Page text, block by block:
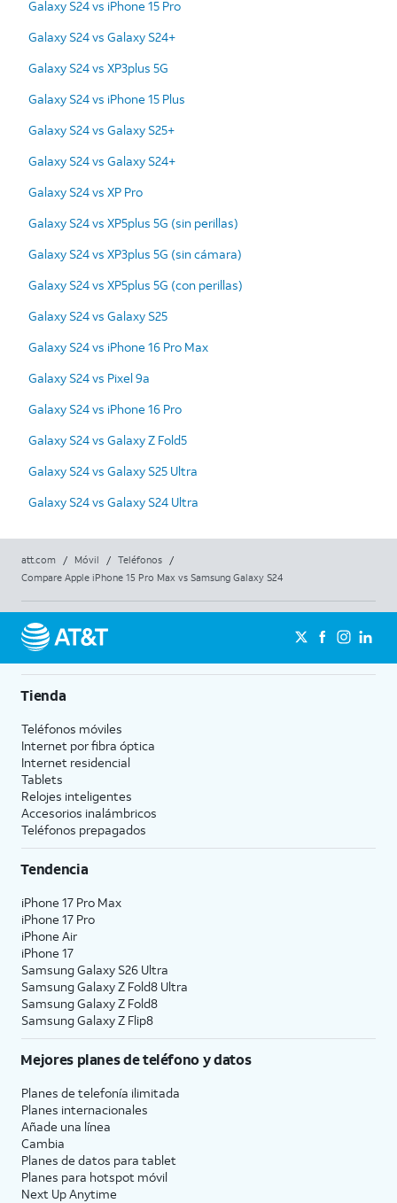
Galaxy S24 vs iPhone 15 Pro
Galaxy S24 vs Galaxy S24+
Galaxy S24 vs XP3plus 5G
Galaxy S24 vs iPhone 15 Plus
Galaxy S24 vs Galaxy S25+
Galaxy S24 vs Galaxy S24+
Galaxy S24 vs XP Pro
Galaxy S24 vs XP5plus 5G (sin perillas)
Galaxy S24 vs XP3plus 5G (sin cámara)
Galaxy S24 vs XP5plus 5G (con perillas)
Galaxy S24 vs Galaxy S25
Galaxy S24 vs iPhone 16 Pro Max
Galaxy S24 vs Pixel 9a
Galaxy S24 vs iPhone 16 Pro
Galaxy S24 vs Galaxy Z Fold5
Galaxy S24 vs Galaxy S25 Ultra
Galaxy S24 vs Galaxy S24 Ultra
att.com / Móvil / Teléfonos
/
Compare Apple iPhone 15 Pro Max vs Samsung Galaxy S24
Tienda
Teléfonos móviles
Internet por fibra óptica
Internet residencial
Tablets
Relojes inteligentes
Accesorios inalámbricos
Teléfonos prepagados
Tendencia
iPhone 17 Pro Max
iPhone 17 Pro
iPhone Air
iPhone 17
Samsung Galaxy S26 Ultra
Samsung Galaxy Z Fold8 Ultra
Samsung Galaxy Z Fold8
Samsung Galaxy Z Flip8
Mejores planes de teléfono y datos
Planes de telefonía ilimitada
Planes internacionales
Añade una línea
Cambia
Planes de datos para tablet
Planes para hotspot móvil
Next Up Anytime